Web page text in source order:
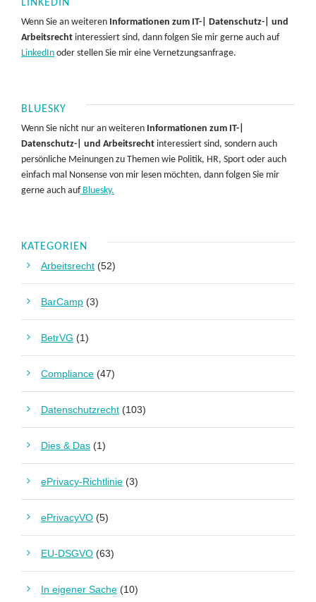
LINKEDIN
Wenn Sie an weiteren Informationen zum IT-| Datenschutz-| und
Arbeitsrecht interessiert sind, dann folgen Sie mir gerne auch auf
LinkedIn oder stellen Sie mir eine Vernetzungsanfrage.
BLUESKY
Wenn Sie nicht nur an weiteren Informationen zum IT-|
Datenschutz-| und Arbeitsrecht interessiert sind, sondern auch
persönliche Meinungen zu Themen wie Politik, HR, Sport oder auch
einfach mal Nonsense von mir lesen möchten, dann folgen Sie mir
gerne auch aufBluesky.
KATEGORIEN
Arbeitsrecht (52)
BarCamp (3)
BetrVG (1)
Compliance (47)
Datenschutzrecht (103)
Dies & Das (1)
ePrivacy-Richtlinie (3)
ePrivacyVO (5)
EU-DSGVO (63)
In eigener Sache (10)